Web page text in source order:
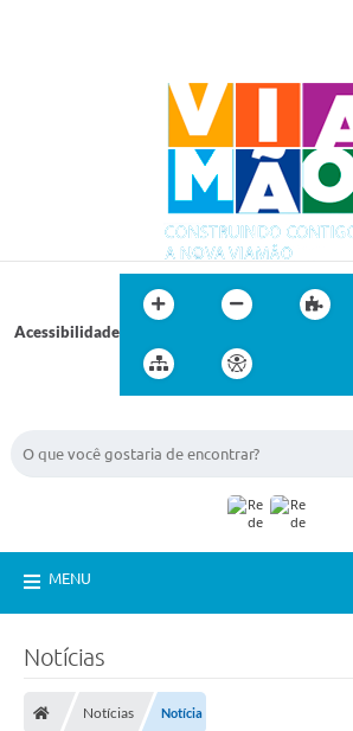
Acessibilidade
MENU
Notícias
Notícias Notícia